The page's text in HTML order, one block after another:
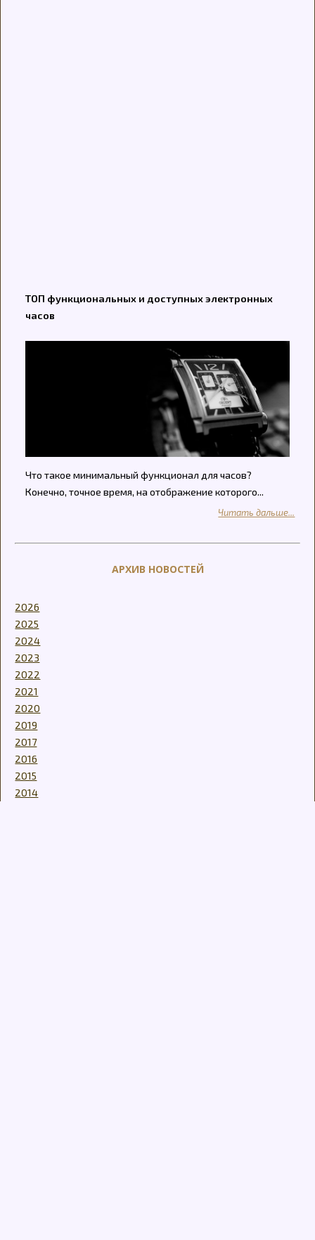
ТОП функциональных и доступных электронных
часов
Что такое минимальный функционал для часов?
Конечно, точное время, на отображение которого...
Читать дальше...
АРХИВ НОВОСТЕЙ
2026
2025
2024
2023
2022
2021
2020
2019
2017
2016
2015
2014